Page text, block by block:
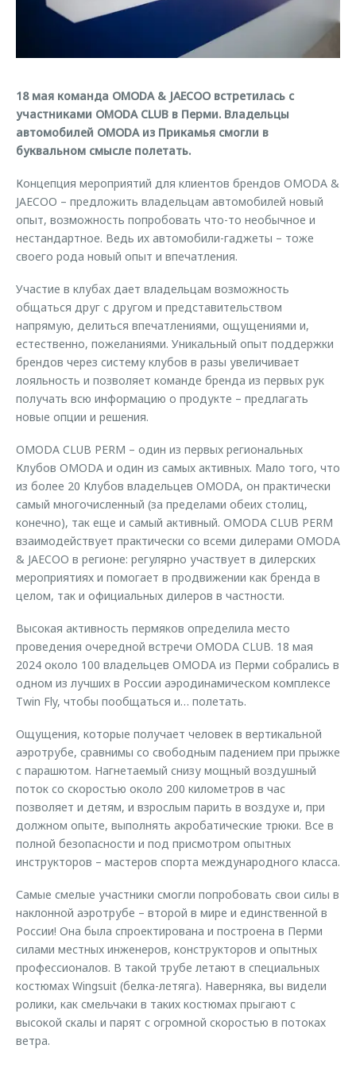
Страхование
Одежда и сувениры
Оригинальные аксессуары
Запчасти
Трейд-ин
Калькулятор трейд-ин
Клиентская поддержка
Приложение O&J
Аксессуары
Одежда и сувениры
Оригинальные аксессуары
Запчасти
Обратная связь
18 мая команда OMODA & JAECOO встретилась с
участниками OMODA CLUB в Перми. Владельцы
автомобилей OMODA из Прикамья смогли в
буквальном смысле полетать.
Концепция мероприятий для клиентов брендов OMODA &
JAECOO – предложить владельцам автомобилей новый
опыт, возможность попробовать что-то необычное и
нестандартное. Ведь их автомобили-гаджеты – тоже
своего рода новый опыт и впечатления.
Участие в клубах дает владельцам возможность
общаться друг с другом и представительством
напрямую, делиться впечатлениями, ощущениями и,
естественно, пожеланиями. Уникальный опыт поддержки
брендов через систему клубов в разы увеличивает
лояльность и позволяет команде бренда из первых рук
получать всю информацию о продукте – предлагать
новые опции и решения.
OMODA CLUB PERM – один из первых региональных
Клубов OMODA и один из самых активных. Мало того, что
из более 20 Клубов владельцев OMODA, он практически
самый многочисленный (за пределами обеих столиц,
конечно), так еще и самый активный. OMODA CLUB PERM
взаимодействует практически со всеми дилерами OMODA
& JAECOO в регионе: регулярно участвует в дилерских
мероприятиях и помогает в продвижении как бренда в
целом, так и официальных дилеров в частности.
Высокая активность пермяков определила место
проведения очередной встречи OMODA CLUB. 18 мая
2024 около 100 владельцев OMODA из Перми собрались в
одном из лучших в России аэродинамическом комплексе
Twin Fly, чтобы пообщаться и… полетать.
Ощущения, которые получает человек в вертикальной
аэротрубе, сравнимы со свободным падением при прыжке
с парашютом. Нагнетаемый снизу мощный воздушный
поток со скоростью около 200 километров в час
позволяет и детям, и взрослым парить в воздухе и, при
должном опыте, выполнять акробатические трюки. Все в
полной безопасности и под присмотром опытных
инструкторов – мастеров спорта международного класса.
Самые смелые участники смогли попробовать свои силы в
наклонной аэротрубе – второй в мире и единственной в
России! Она была спроектирована и построена в Перми
силами местных инженеров, конструкторов и опытных
профессионалов. В такой трубе летают в специальных
костюмах Wingsuit (белка-летяга). Наверняка, вы видели
ролики, как смельчаки в таких костюмах прыгают с
высокой скалы и парят с огромной скоростью в потоках
ветра.